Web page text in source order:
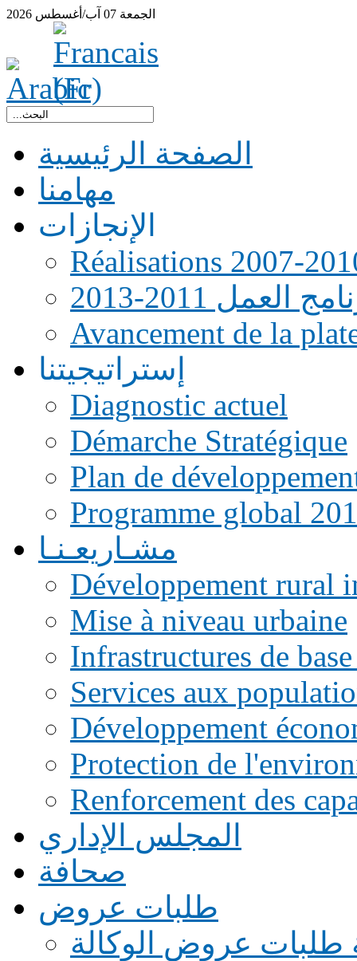
الجمعة 07 آب/أغسطس 2026
الصفحة الرئيسية
مهامنا
الإنجازات
Réalisations 2007-
العمل 2011-2013
Avancement de la
إستراتيجيتنا
Diagnostic actuel
Démarche Stratégique
Plan de
Programme global
مشـاريعـنـا
Développement rural
Mise à niveau urbaine
Infrastructures de
Services aux
Développement
Protection de
Renforcement des
المجلس الإداري
صحافة
طلبات عروض
طلبات عروض الوكالة